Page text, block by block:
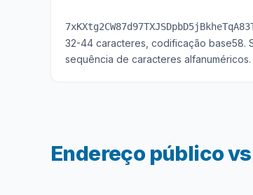
32-44 caracteres, codificação base58.
sequência de caracteres alfanuméricos.
Endereço público